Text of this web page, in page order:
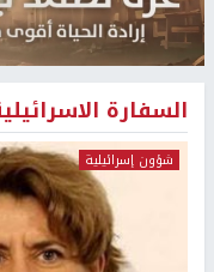
السفارة
شؤون إسرائيلية